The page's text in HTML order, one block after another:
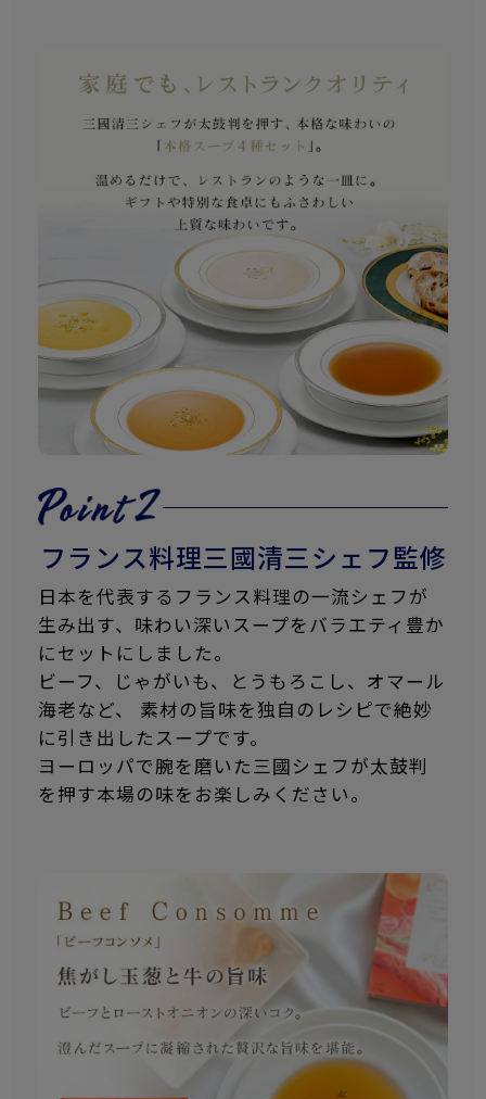
フランス料理三國清三シェフ監修
日本を代表するフランス料理の一流シェフが
生み出す、味わい深いスープをバラエティ豊か
にセットにしました。
ビーフ、じゃがいも、とうもろこし、オマール
海老など、 素材の旨味を独自のレシピで絶妙
に引き出したスープです。
ヨーロッパで腕を磨いた三國シェフが太鼓判
を押す本場の味をお楽しみください。